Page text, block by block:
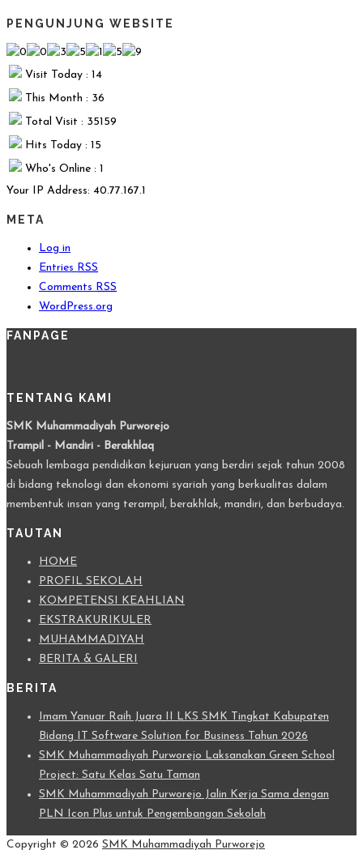
PENGUNJUNG WEBSITE
Visit Today : 14
This Month : 36
Total Visit : 35159
Hits Today : 15
Who's Online : 1
Your IP Address: 40.77.167.1
META
Log in
Entries RSS
Comments RSS
WordPress.org
FANPAGE
TENTANG KAMI
SMK Muhammadiyah Purworejo
Trampil - Mandiri - Berakhlaq
Sebuah lembaga pendidikan kejuruan yang berdiri sejak tahun 2008
di bidang teknologi dan ekonomi syariah yang berkualitas dalam
membentuk insan yang terampil, berakhlak, mandiri, dan berbudaya.
TAUTAN
HOME
PROFIL SEKOLAH
KOMPETENSI KEAHLIAN
EKSTRAKURIKULER
MUHAMMADIYAH
BERITA & GALERI
BERITA
Imam Yanuar Raih Juara II LKS SMK Tingkat Kabupaten
Bidang IT Software Solution for Business Tahun 2026
SMK Muhammadiyah Purworejo Laksanakan Green School
Project: Satu Kelas Satu Taman
SMK Muhammadiyah Purworejo Jalin Kerja Sama dengan
PLN Icon Plus untuk Pengembangan Sekolah
Copyright © 2026 SMK Muhammadiyah Purworejo